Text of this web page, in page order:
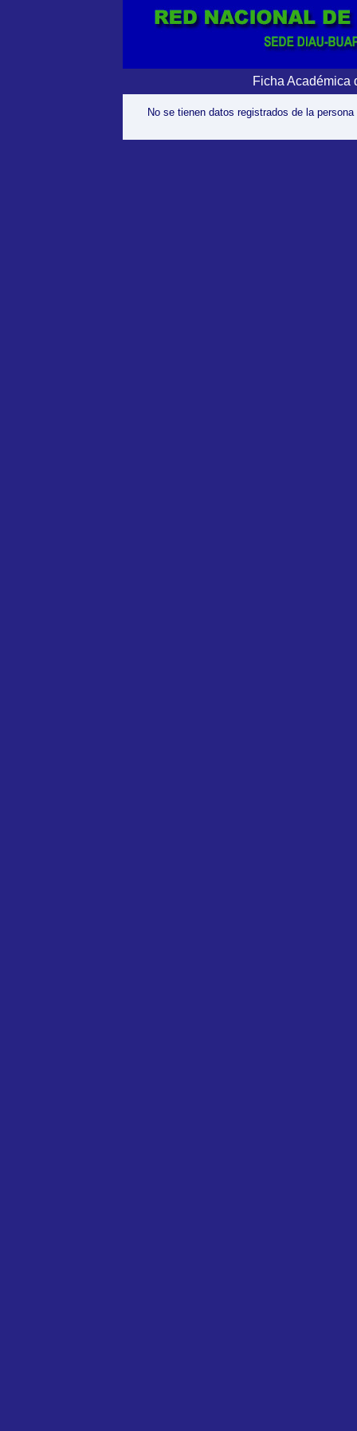
Ficha Académica
No se tienen datos registrados de la persona